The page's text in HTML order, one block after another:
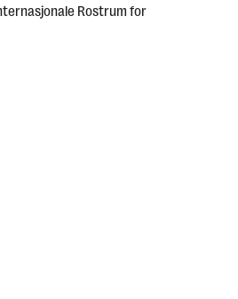
Rostrum for